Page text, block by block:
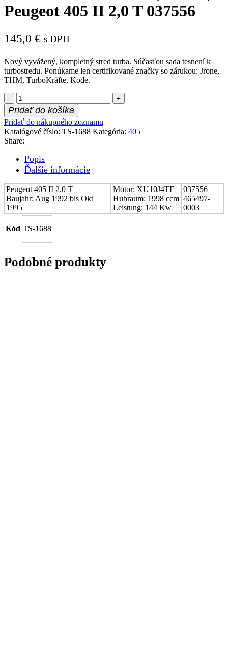
Peugeot 405 II 2,0 T 037556
145,0 € s DPH
Nový vyvážený, kompletný stred turba. Súčasťou sada tesnení k
turbostredu. Ponúkame len certifikované značky so zárukou: Jrone,
THM, TurboKräfte, Kode.
množstvo
Stred
turboduchadla
(CHRA)
Peugeot
405
2,0
T
Pridať do košíka
Pridať do nákupného zoznamu
Katalógové číslo: TS-1688 Kategória: 405
Share:
Popis
Ďalšie informácie
Peugeot 405 II 2,0 T
Baujahr: Aug 1992 bis Okt
1995
Motor: XU10J4TE
Hubraum: 1998 ccm
Leistung: 144 Kw
037556
465497-
0003
Kód TS-1688
Podobné produkty